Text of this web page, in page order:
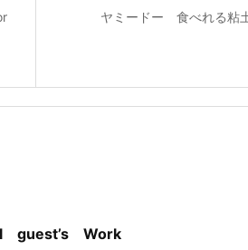
ヤミードー 食べれる粘
guest’s Work